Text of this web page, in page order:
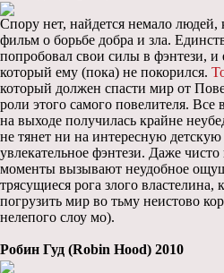
Спору нет, найдется немало людей,
фильм о борьбе добра и зла.
попробовал свои силы в фэнтези,
который ему (пока) не покорился.
который должен спасти мир от
роли этого самого повелителя. Все
на выходе получилась крайне
не тянет ни на интересную
увлекательное фэнтези. Даже
моменты вызывают неудобное
трясущиеся рога злого
погрузить мир во тьму неистово
нелепого слоу мо).
Робин Гуд (Robin Hood) 2010